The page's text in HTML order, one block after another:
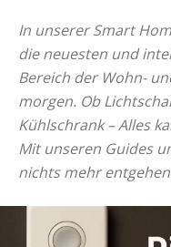
In unserer Smart
die neuesten und
Bereich der Wohn-
morgen. Ob
Kühlschrank – Alles
Mit unseren Guides
nichts mehr